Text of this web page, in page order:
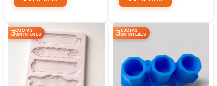
3CUOTAS
SIN INTERÉS
3CUOTAS
SIN INTERÉS